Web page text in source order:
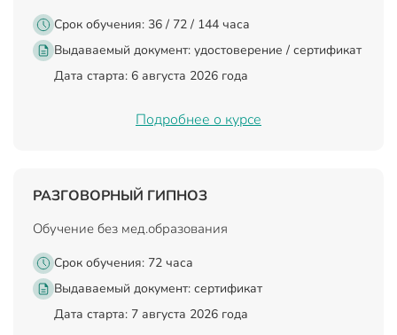
Срок обучения: 36 / 72 / 144 часа
Выдаваемый документ: удостоверение / сертификат
Дата старта: 6 августа 2026 года
Подробнее о курсе
РАЗГОВОРНЫЙ ГИПНОЗ
Обучение без мед.образования
Срок обучения: 72 часа
Выдаваемый документ: сертификат
Дата старта: 7 августа 2026 года